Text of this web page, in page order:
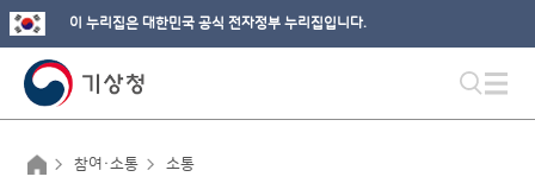
이 누리집은 대한민국 공식 전자정부 누리집입니다.
참여·소통 소통